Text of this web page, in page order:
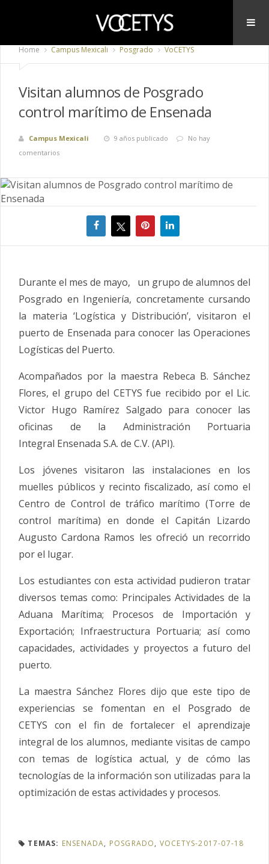
Home Campus Mexicali Posgrado VoCETYS
Visitan alumnos de Posgrado
control marítimo de Ensenada
Campus Mexicali 9 años publicado
No hay
comentarios
Durante el mes de mayo, un grupo de alumnos del
Posgrado en Ingeniería, concretamente cursando
la materia ‘Logística y Distribución’, visitaron el
puerto de Ensenada para conocer las Operaciones
Logísticas del Puerto.
Acompañados por la maestra Rebeca B. Sánchez
Flores, el grupo del CETYS fue recibido por el Lic.
Victor Hugo Ramírez Salgado para conocer las
oficinas de la Administración Portuaria
Integral Ensenada S.A. de C.V. (API).
Los jóvenes visitaron las instalaciones en los
muelles públicos y recinto fiscalizado, así como el
Centro de Control de tráfico marítimo (Torre de
control marítima) en donde el Capitán Lizardo
Augusto Cardona Ramos les ofreció un recorrido
por el lugar.
Los estudiantes con esta actividad pudieron tratar
diversos temas como: Principales Actividades de la
Aduana Marítima; Procesos de Importación y
Exportación; Infraestructura Portuaria; así como
capacidades, actividades y proyectos a futuro del
puerto.
La maestra Sánchez Flores dijo que este tipo de
experiencias se fomentan en el Posgrado de
CETYS
con el fin de fortalecer el aprendizaje
integral de los alumnos, mediante visitas de campo
con temas de logística actual, y de cómo las
tecnologías de la información son utilizadas para la
optimización de estas actividades y procesos.
TEMAS: ENSENADA, POSGRADO, VOCETYS-2017-07-18